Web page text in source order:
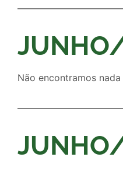
Não encontramos nada